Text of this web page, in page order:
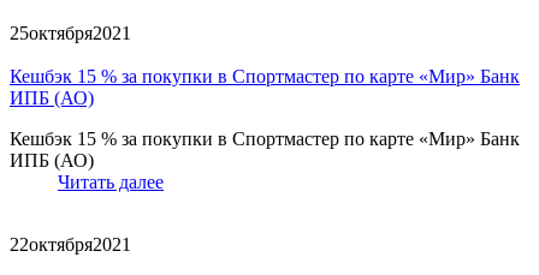
25октября2021
Кешбэк 15 % за покупки в Спортмастер по карте «Мир» Банк
ИПБ (АО)
Кешбэк 15 % за покупки в Спортмастер по карте «Мир» Банк
ИПБ (АО)
Читать далее
22октября2021